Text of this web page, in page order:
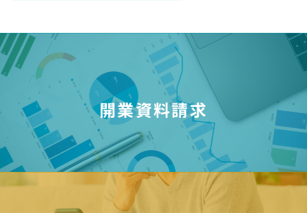
開業資料請求